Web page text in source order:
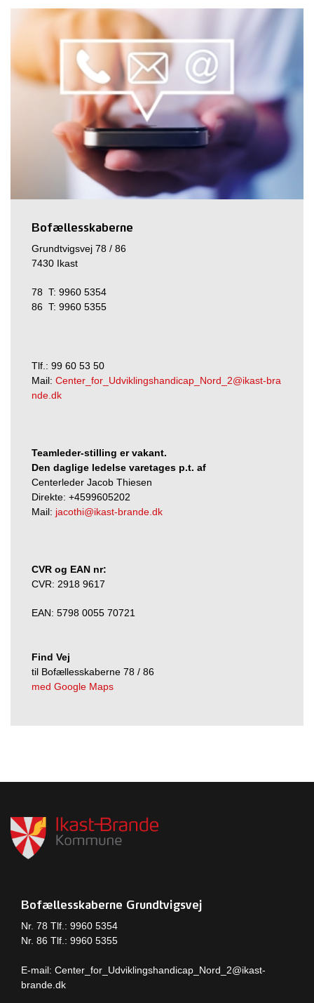
Bofællesskaberne
Grundtvigsvej 78 / 86
7430 Ikast
78 T: 9960 5354
86 T: 9960 5355
Tlf.: 99 60 53 50
Mail: Center_for_Udviklingshandicap_Nord_2@ikast-bra
nde.dk
Teamleder-stilling er vakant.
Den daglige ledelse varetages p.t. af
Centerleder Jacob Thiesen
Direkte: +4599605202
Mail: jacothi@ikast-brande.dk
CVR og EAN nr:
CVR: 2918 9617
EAN: 5798 0055 70721
Find Vej
til Bofællesskaberne 78 / 86
med Google Maps
Bofællesskaberne Grundtvigsvej
Nr. 78 Tlf.: 9960 5354
Nr. 86 Tlf.: 9960 5355
E-mail: Center_for_Udviklingshandicap_Nord_2@ikast-
brande.dk